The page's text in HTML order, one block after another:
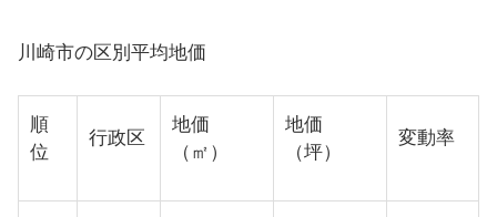
川崎市の区別平均地価
順
位
行政区
地価
（㎡）
地価
（坪）
変動率